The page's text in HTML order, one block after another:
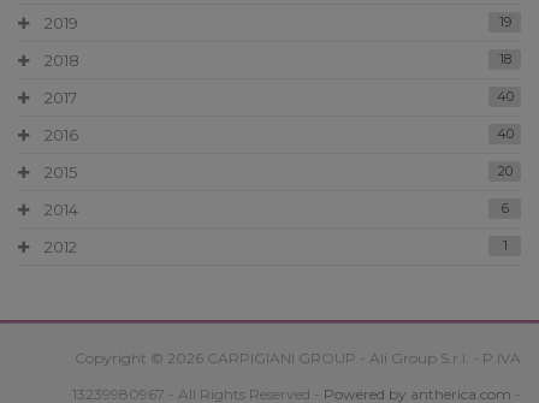
2019 19
2018 18
2017 40
2016 40
2015 20
2014 6
2012 1
Copyright © 2026 CARPIGIANI GROUP - Ali Group S.r.l. - P.IVA
13239980967 - All Rights Reserved - Powered by antherica.com -